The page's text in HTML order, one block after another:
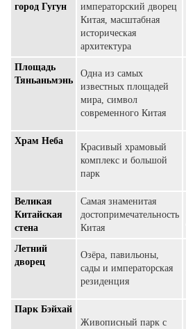
город Гугун
императорский дворец
Китая, масштабная
историческая
архитектура
Площадь
Тяньаньмэнь
Одна из самых
известных площадей
мира, символ
современного Китая
Храм Неба
Красивый храмовый
комплекс и большой
парк
Великая
Китайская
стена
Самая знаменитая
достопримечательность
Китая
Летний
дворец
Озёра, павильоны,
сады и императорская
резиденция
Парк Бэйхай
Живописный парк с